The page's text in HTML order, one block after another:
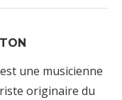
une musicienne
originaire du